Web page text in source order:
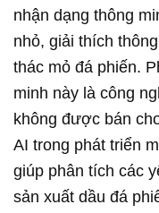
nhận dạng thông
nhỏ, giải thích
thác mỏ đá phiến.
minh này là công
không được bán
AI trong phát triển
giúp phân tích các
sản xuất dầu đá